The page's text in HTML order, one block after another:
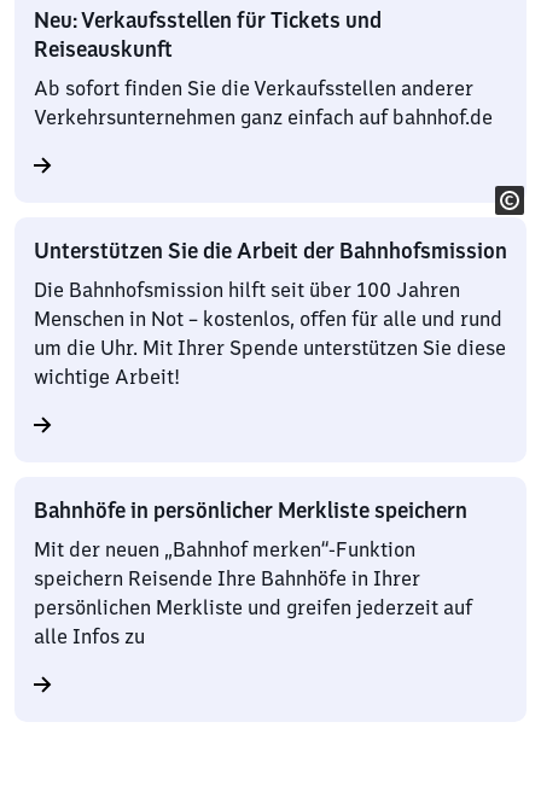
Neu: Verkaufsstellen für Tickets und
Reiseauskunft
Ab sofort finden Sie die Verkaufsstellen anderer
Verkehrsunternehmen ganz einfach auf bahnhof.de
Unterstützen Sie die Arbeit der Bahnhofsmission
Die Bahnhofsmission hilft seit über 100 Jahren
Menschen in Not – kostenlos, offen für alle und rund
um die Uhr. Mit Ihrer Spende unterstützen Sie diese
wichtige Arbeit!
Bahnhöfe in persönlicher Merkliste speichern
Mit der neuen „Bahnhof merken“-Funktion
speichern Reisende Ihre Bahnhöfe in Ihrer
persönlichen Merkliste und greifen jederzeit auf
alle Infos zu